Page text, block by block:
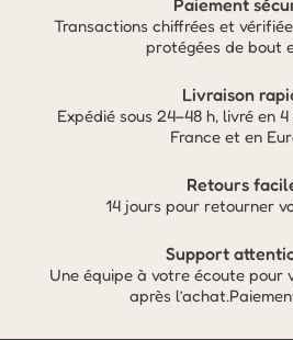
Transactions chiffrées et
protégées de bout
Livraison
Expédié sous 24–48 h, livré en
France et en
Retours
14 jours pour retourner
Support
Une équipe à votre écoute pour
après